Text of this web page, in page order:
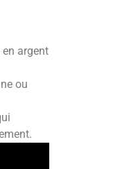
argent
ou